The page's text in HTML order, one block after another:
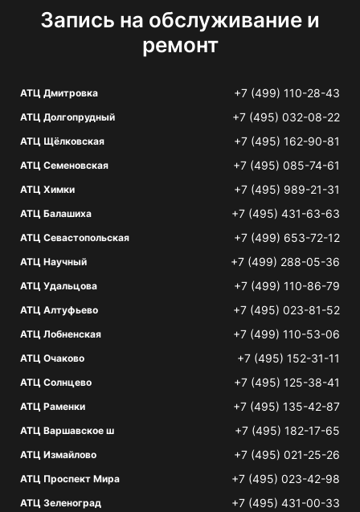
Запись на обслуживание и
ремонт
АТЦ Дмитровка +7 (499) 110-28-43
АТЦ Долгопрудный +7 (495) 032-08-22
АТЦ Щёлковская +7 (495) 162-90-81
АТЦ Семеновская +7 (495) 085-74-61
АТЦ Химки +7 (495) 989-21-31
АТЦ Балашиха +7 (495) 431-63-63
АТЦ Севастопольская +7 (499) 653-72-12
АТЦ Научный +7 (499) 288-05-36
АТЦ Удальцова +7 (499) 110-86-79
АТЦ Алтуфьево +7 (495) 023-81-52
АТЦ Лобненская +7 (499) 110-53-06
АТЦ Очаково +7 (495) 152-31-11
АТЦ Солнцево +7 (495) 125-38-41
АТЦ Раменки +7 (495) 135-42-87
АТЦ Варшавское ш +7 (495) 182-17-65
АТЦ Измайлово +7 (495) 021-25-26
АТЦ Проспект Мира +7 (495) 023-42-98
АТЦ Зеленоград +7 (495) 431-00-33